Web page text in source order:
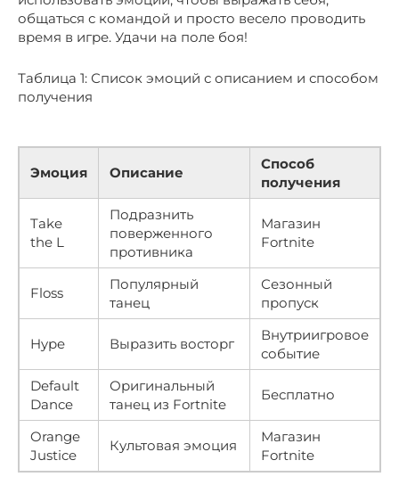
общаться с командой и просто весело проводить
время в игре. Удачи на поле боя!
Таблица 1: Список эмоций с описанием и способом
получения
Эмоция Описание
Способ
получения
Take
the L
Подразнить
поверженного
противника
Магазин
Fortnite
Floss
Популярный
танец
Сезонный
пропуск
Hype Выразить восторг
Внутриигровое
событие
Default
Dance
Оригинальный
танец из Fortnite
Бесплатно
Orange
Justice
Культовая эмоция
Магазин
Fortnite